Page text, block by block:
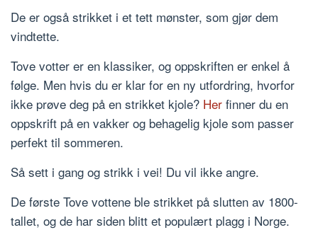
De er også strikket i et tett mønster, som gjør dem
vindtette.
Tove votter er en klassiker, og oppskriften er enkel å
følge. Men hvis du er klar for en ny utfordring, hvorfor
ikke prøve deg på en strikket kjole? Her finner du en
oppskrift på en vakker og behagelig kjole som passer
perfekt til sommeren.
Så sett i gang og strikk i vei! Du vil ikke angre.
De første Tove vottene ble strikket på slutten av 1800-
tallet, og de har siden blitt et populært plagg i Norge.